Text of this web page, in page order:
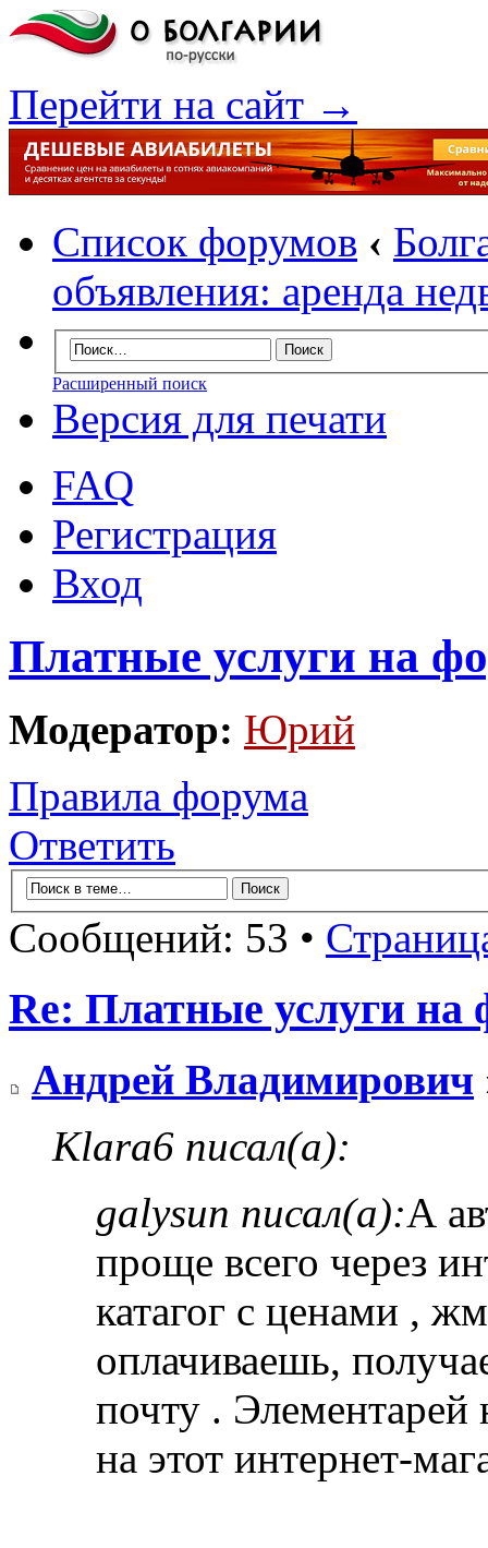
Перейти на сайт →
Список форумов ‹
объявления: аренда
Расширенный поиск
Версия для печати
FAQ
Регистрация
Вход
Платные услуги на
Модератор: Юрий
Правила форума
Ответить
Сообщений: 53 •
Re: Платные услуги на
Андрей Владимирович
Klara6 писал(а):
galysun писал(а):А
проще всего через
катагог с ценами ,
оплачиваешь,
почту .
на этот интернет-